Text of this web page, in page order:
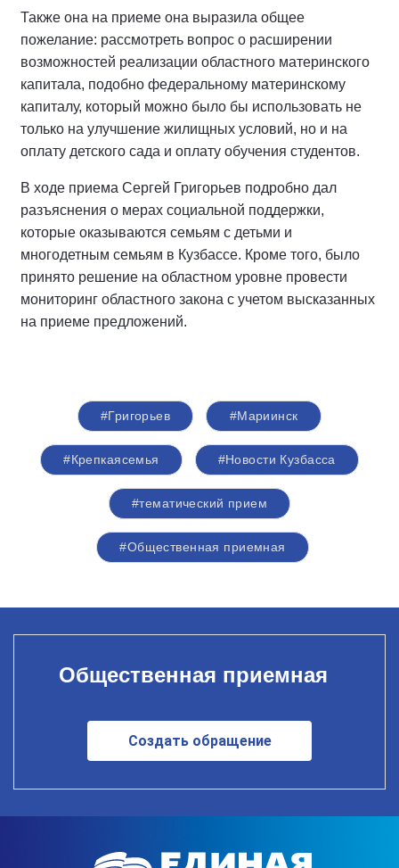
Также она на приеме она выразила общее
пожелание: рассмотреть вопрос о расширении
возможностей реализации областного материнского
капитала, подобно федеральному материнскому
капиталу, который можно было бы использовать не
только на улучшение жилищных условий, но и на
оплату детского сада и оплату обучения студентов.
В ходе приема Сергей Григорьев подробно дал
разъяснения о мерах социальной поддержки,
которые оказываются семьям с детьми и
многодетным семьям в Кузбассе. Кроме того, было
принято решение на областном уровне провести
мониторинг областного закона с учетом высказанных
на приеме предложений.
#Григорьев #Мариинск
#Крепкаясемья #Новости Кузбасса
#тематический прием
#Общественная приемная
Общественная приемная
Создать обращение